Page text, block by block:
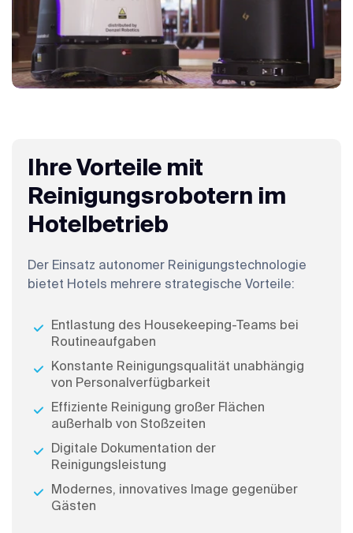
Ihre Vorteile mit
Reinigungsrobotern im
Hotelbetrieb
Der Einsatz autonomer Reinigungstechnologie
bietet Hotels mehrere strategische Vorteile:
Entlastung des Housekeeping-Teams bei
Routineaufgaben
Konstante Reinigungsqualität unabhängig
von Personalverfügbarkeit
Effiziente Reinigung großer Flächen
außerhalb von Stoßzeiten
Digitale Dokumentation der
Reinigungsleistung
Modernes, innovatives Image gegenüber
Gästen